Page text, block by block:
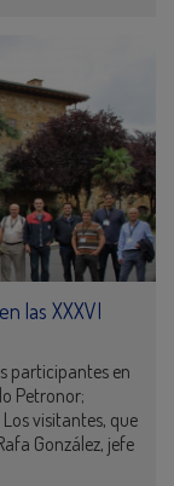
las XXXVI
participantes en
Petronor;
visitantes, que
González, jefe